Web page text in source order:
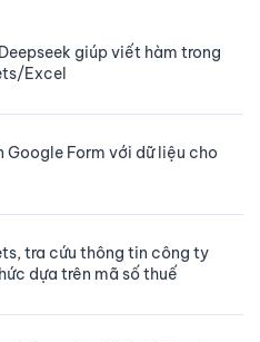
giúp viết hàm trong
Excel
Google Form với dữ liệu cho
tra cứu thông tin công ty
dựa trên mã số thuế